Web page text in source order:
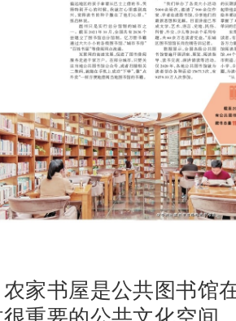
书屋是公共图书馆在